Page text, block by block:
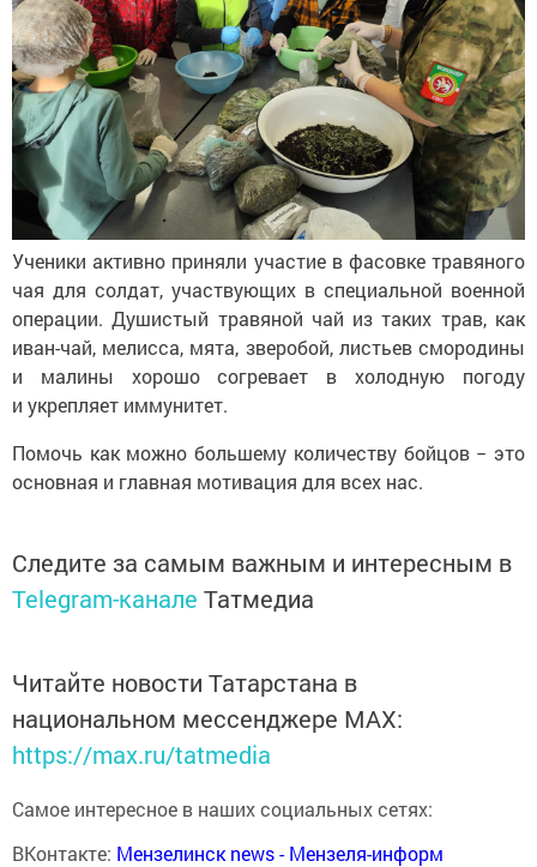
Ученики активно приняли участие в фасовке травяного
чая для солдат, участвующих в специальной военной
операции. Душистый травяной чай из таких трав, как
иван-чай, мелисса, мята, зверобой, листьев смородины
и малины хорошо согревает в холодную погоду
и укрепляет иммунитет.
Помочь как можно большему количеству бойцов − это
основная и главная мотивация для всех нас.
Следите за самым важным и интересным в
Telegram-канале Татмедиа
Читайте новости Татарстана в
национальном мессенджере MАХ:
https://max.ru/tatmedia
Самое интересное в наших социальных сетях:
ВКонтакте: Мензелинск news - Мензеля-информ